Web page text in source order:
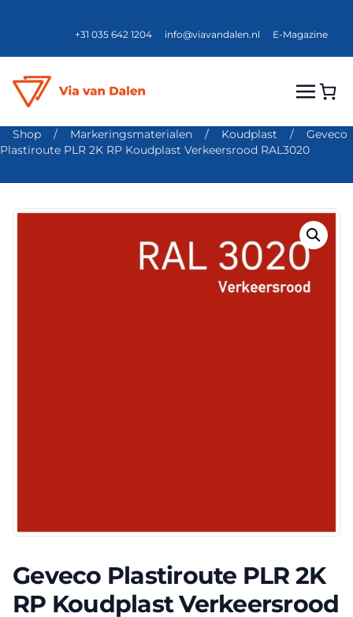
+31 035 642 1204 info@viavandalen.nl E-Magazine
Shop / Markeringsmaterialen / Koudplast /
Geveco
Plastiroute PLR 2K RP Koudplast Verkeersrood RAL3020
Geveco Plastiroute PLR 2K
RP Koudplast Verkeersrood